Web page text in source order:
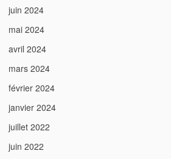
juin 2024
mai 2024
avril 2024
mars 2024
février 2024
janvier 2024
juillet 2022
juin 2022